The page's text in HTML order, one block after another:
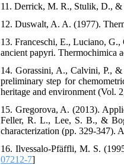
11. Derrick, M. R., Stulik, D., &
12. Duswalt, A. A. (1977).
13. Franceschi, E., Luciano,
ancient papyri. Thermochimica
14. Gorassini, A., Calvini, P.,
preliminary step for
heritage and environment (Vol.
15. Gregorova, A. (2013).
Feller, R. L., Lee, S. B., &
characterization (pp. 329-347).
16. Ilvessalo-Pfäffli, M. S.
07212-7]